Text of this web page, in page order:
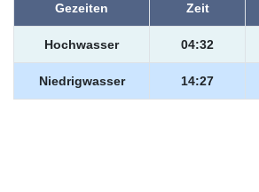
Gezeiten Zeit
Hochwasser 04:32
Niedrigwasser 14:27